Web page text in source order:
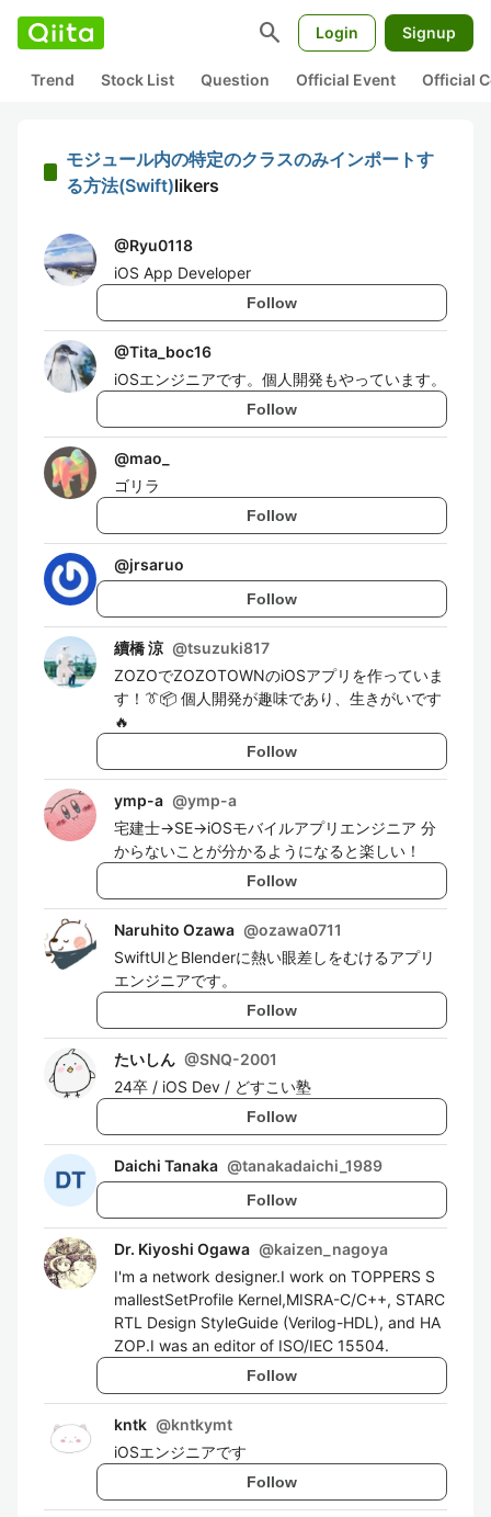
search Login Signup
Trend Stock List Question Official Event Official
モジュール内の特定のクラスのみインポートす
る方法(Swift)likers
@Ryu0118
iOS App Developer
Follow
@Tita_boc16
iOSエンジニアです。個人開発もやっています。
Follow
@mao_
ゴリラ
Follow
@jrsaruo
Follow
續橋 涼 @tsuzuki817
ZOZOでZOZOTOWNのiOSアプリを作っていま
す！👔📦 個人開発が趣味であり、生きがいです
🔥
Follow
ymp-a @ymp-a
宅建士→SE→iOSモバイルアプリエンジニア 分
からないことが分かるようになると楽しい！
Follow
Naruhito Ozawa @ozawa0711
SwiftUIとBlenderに熱い眼差しをむけるアプリ
エンジニアです。
Follow
たいしん @SNQ-2001
24卒 / iOS Dev / どすこい塾
Follow
Daichi Tanaka @tanakadaichi_1989
Follow
Dr. Kiyoshi Ogawa @kaizen_nagoya
I'm a network designer.I work on TOPPERS S
mallestSetProfile Kernel,MISRA-C/C++, STARC
RTL Design StyleGuide (Verilog-HDL), and HA
ZOP.I was an editor of ISO/IEC 15504.
Follow
kntk @kntkymt
iOSエンジニアです
Follow